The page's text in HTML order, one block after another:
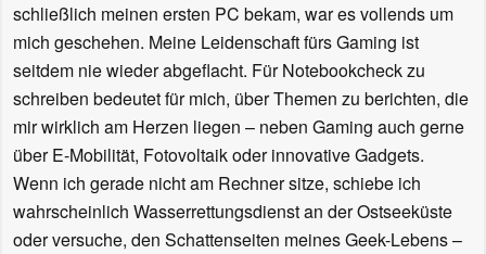
schließlich meinen ersten PC bekam, war es vollends um
mich geschehen. Meine Leidenschaft fürs Gaming ist
seitdem nie wieder abgeflacht. Für Notebookcheck zu
schreiben bedeutet für mich, über Themen zu berichten, die
mir wirklich am Herzen liegen – neben Gaming auch gerne
über E-Mobilität, Fotovoltaik oder innovative Gadgets.
Wenn ich gerade nicht am Rechner sitze, schiebe ich
wahrscheinlich Wasserrettungsdienst an der Ostseeküste
oder versuche, den Schattenseiten meines Geek-Lebens –